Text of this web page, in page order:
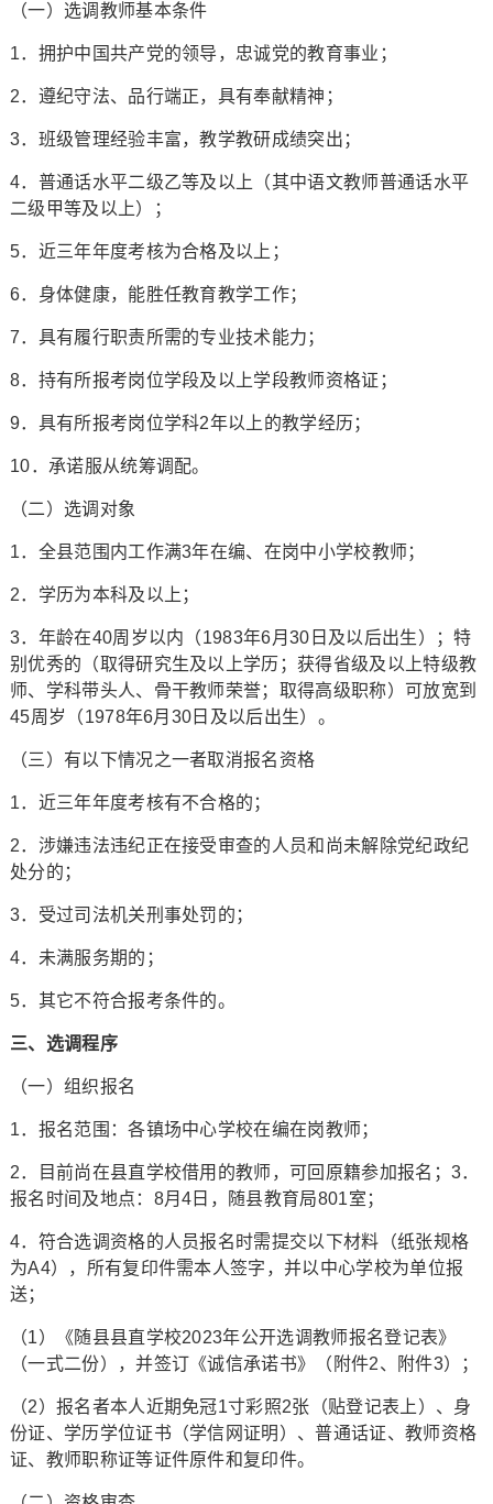
（一）选调教师基本条件
1．拥护中国共产党的领导，忠诚党的教育事业；
2．遵纪守法、品行端正，具有奉献精神；
3．班级管理经验丰富，教学教研成绩突出；
4．普通话水平二级乙等及以上（其中语文教师普通话水平
二级甲等及以上）；
5．近三年年度考核为合格及以上；
6．身体健康，能胜任教育教学工作；
7．具有履行职责所需的专业技术能力；
8．持有所报考岗位学段及以上学段教师资格证；
9．具有所报考岗位学科2年以上的教学经历；
10．承诺服从统筹调配。
（二）选调对象
1．全县范围内工作满3年在编、在岗中小学校教师；
2．学历为本科及以上；
3．年龄在40周岁以内（1983年6月30日及以后出生）；特
别优秀的（取得研究生及以上学历；获得省级及以上特级教
师、学科带头人、骨干教师荣誉；取得高级职称）可放宽到
45周岁（1978年6月30日及以后出生）。
（三）有以下情况之一者取消报名资格
1．近三年年度考核有不合格的；
2．涉嫌违法违纪正在接受审查的人员和尚未解除党纪政纪
处分的；
3．受过司法机关刑事处罚的；
4．未满服务期的；
5．其它不符合报考条件的。
三、选调程序
（一）组织报名
1．报名范围：各镇场中心学校在编在岗教师；
2．目前尚在县直学校借用的教师，可回原籍参加报名；3．
报名时间及地点：8月4日，随县教育局801室；
4．符合选调资格的人员报名时需提交以下材料（纸张规格
为A4），所有复印件需本人签字，并以中心学校为单位报
送；
（1）《随县县直学校2023年公开选调教师报名登记表》
（一式二份），并签订《诚信承诺书》（附件2、附件3）；
（2）报名者本人近期免冠1寸彩照2张（贴登记表上）、身
份证、学历学位证书（学信网证明）、普通话证、教师资格
证、教师职称证等证件原件和复印件。